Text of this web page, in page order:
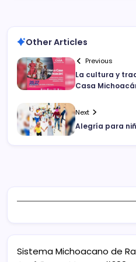
Other Articles
Previous
La cultura y
Casa
Next
Alegría para
Sistema Michoacano de